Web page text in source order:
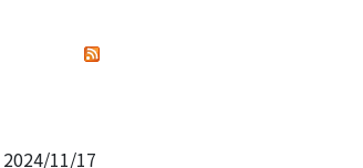
2024/11/17